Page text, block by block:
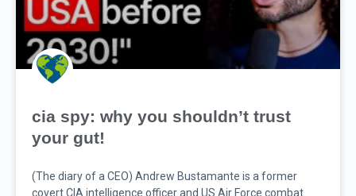
cia spy: why you shouldn’t trust
your gut!
(The diary of a CEO) Andrew Bustamante is a former
covert CIA intelligence officer and US Air Force combat